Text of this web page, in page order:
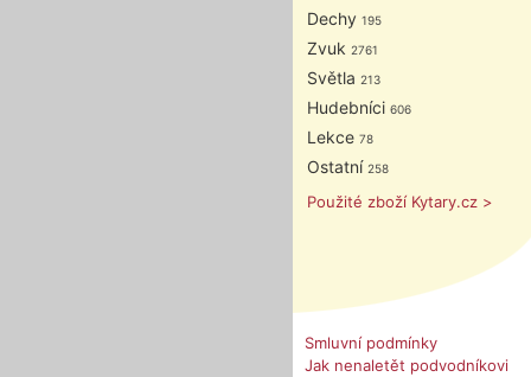
Dechy 195
Zvuk 2761
Světla 213
Hudebníci 606
Lekce 78
Ostatní 258
Použité zboží Kytary.cz >
Smluvní podmínky
Jak nenaletět podvodníkovi